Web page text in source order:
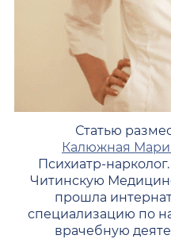
Статью
Калюжная
Психиатр-
Читинскую
прошла
специализацию по
врачебную